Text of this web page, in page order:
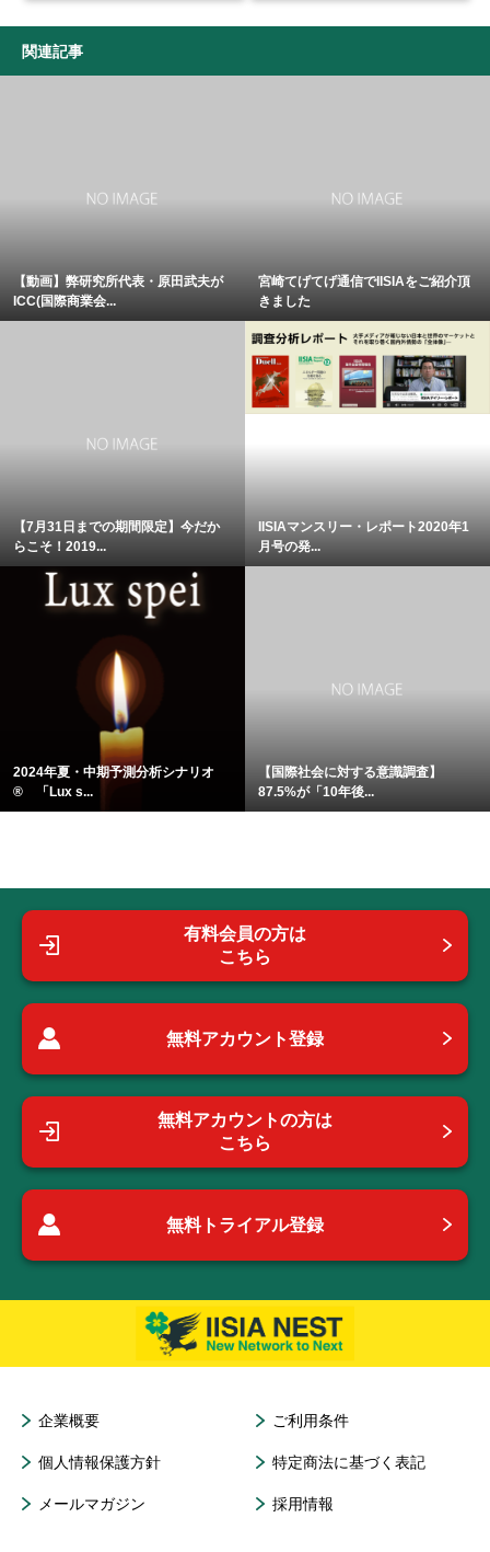
関連記事
【動画】弊研究所代表・原田武夫が
ICC(国際商業会...
宮崎てげてげ通信でIISIAをご紹介頂
きました
【7月31日までの期間限定】今だか
らこそ！2019...
IISIAマンスリー・レポート2020年1
月号の発...
2024年夏・中期予測分析シナリオ
® 「Lux s...
【国際社会に対する意識調査】
87.5%が「10年後...
有料会員の方は
こちら
無料アカウント登録
無料アカウントの方は
こちら
無料トライアル登録
企業概要 ご利用条件
個人情報保護方針 特定商法に基づく表記
メールマガジン 採用情報